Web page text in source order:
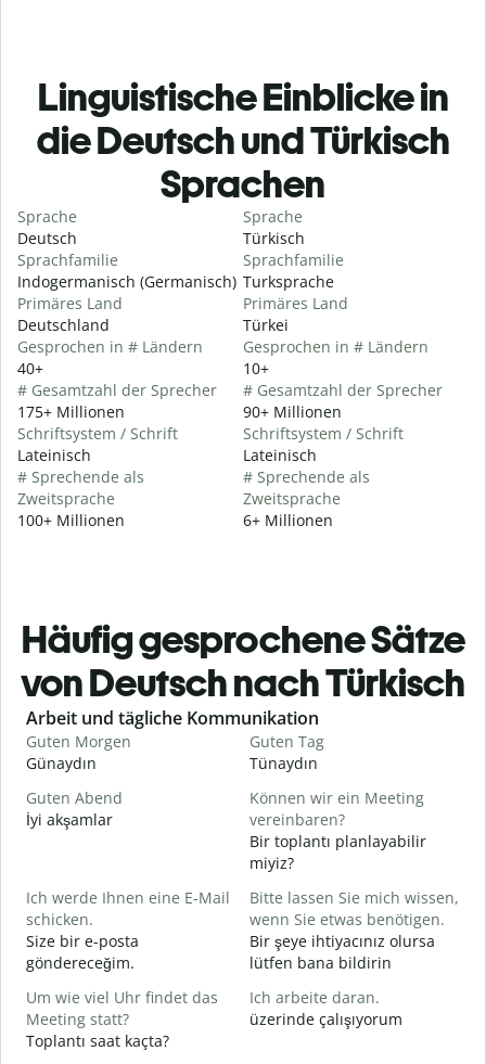
Linguistische Einblicke in
die Deutsch und Türkisch
Sprachen
Sprache
Deutsch
Sprachfamilie
Indogermanisch (Germanisch)
Primäres Land
Deutschland
Gesprochen in # Ländern
40+
# Gesamtzahl der Sprecher
175+ Millionen
Schriftsystem / Schrift
Lateinisch
# Sprechende als
Zweitsprache
100+ Millionen
Sprache
Türkisch
Sprachfamilie
Turksprache
Primäres Land
Türkei
Gesprochen in # Ländern
10+
# Gesamtzahl der Sprecher
90+ Millionen
Schriftsystem / Schrift
Lateinisch
# Sprechende als
Zweitsprache
6+ Millionen
Häufig gesprochene Sätze
von Deutsch nach Türkisch
Slide 1 of 6
Arbeit und tägliche Kommunikation
Guten Morgen
Günaydın
Guten Tag
Tünaydın
Guten Abend
İyi akşamlar
Können wir ein Meeting
vereinbaren?
Bir toplantı planlayabilir
miyiz?
Ich werde Ihnen eine E-Mail
schicken.
Size bir e-posta
göndereceğim.
Bitte lassen Sie mich wissen,
wenn Sie etwas benötigen.
Bir şeye ihtiyacınız olursa
lütfen bana bildirin
Um wie viel Uhr findet das
Meeting statt?
Toplantı saat kaçta?
Ich arbeite daran.
üzerinde çalışıyorum